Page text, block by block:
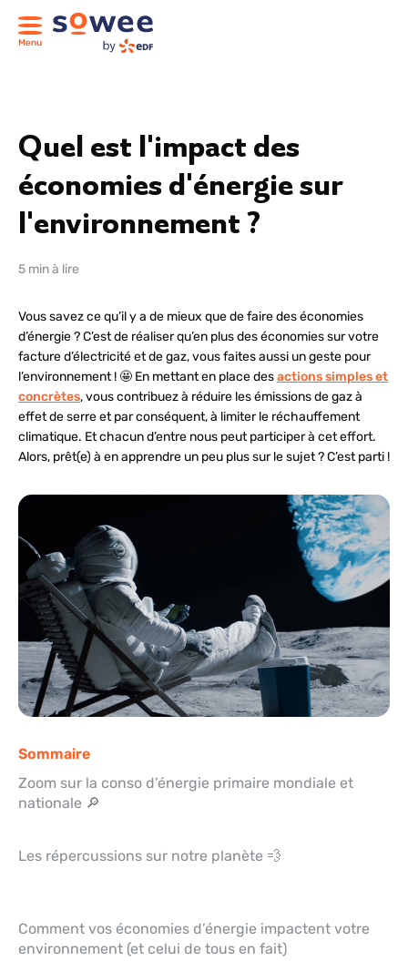
Menu
Quel est l'impact des
économies d'énergie sur
l'environnement ?
5 min à lire
Vous savez ce qu’il y a de mieux que de faire des économies
d’énergie ? C’est de réaliser qu’en plus des économies sur votre
facture d’électricité et de gaz, vous faites aussi un geste pour
l’environnement ! 🤩 En mettant en place desactions simples et
concrètes, vous contribuez à réduire les émissions de gaz à
effet de serre et par conséquent, à limiter le réchauffement
climatique. Et chacun d’entre nous peut participer à cet effort.
Alors, prêt(e) à en apprendre un peu plus sur le sujet ? C’est parti !
Sommaire
Zoom sur la conso d’énergie primaire mondiale et
nationale 🔎
Les répercussions sur notre planète 💨
Comment vos économies d’énergie impactent votre
environnement (et celui de tous en fait)